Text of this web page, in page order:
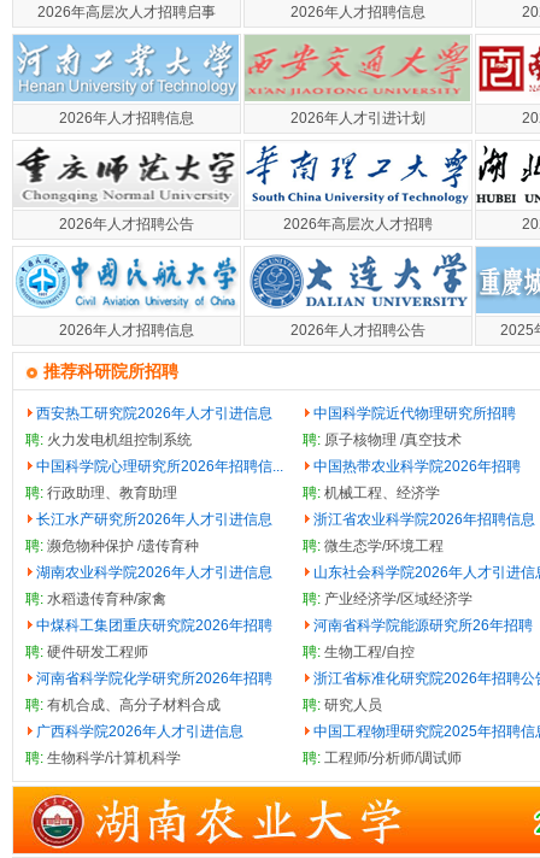
2026年高层次人才招聘启事 2026年人才招聘信息
2026年人才招聘信息 2026年人才引进计划
2026年人才招聘公告 2026年高层次人才招聘
2026年人才招聘信息 2026年人才招聘公告 2025
推荐科研院所招聘
西安热工研究院2026年人才引进信息
聘: 火力发电机组控制系统
中国科学院近代物理研究所招聘
聘: 原子核物理 /真空技术
中国科学院心理研究所2026年招聘信...
聘: 行政助理、教育助理
中国热带农业科学院2026年招聘
聘: 机械工程、经济学
长江水产研究所2026年人才引进信息
聘: 濒危物种保护 /遗传育种
浙江省农业科学院2026年招聘信息
聘: 微生态学/环境工程
湖南农业科学院2026年人才引进信息
聘: 水稻遗传育种/家禽
山东社会科学院2026年人才引进信
聘: 产业经济学/区域经济学
中煤科工集团重庆研究院2026年招聘
聘: 硬件研发工程师
河南省科学院能源研究所26年招聘
聘: 生物工程/自控
河南省科学院化学研究所2026年招聘
聘: 有机合成、高分子材料合成
浙江省标准化研究院2026年招聘公
聘: 研究人员
广西科学院2026年人才引进信息
聘: 生物科学/计算机科学
中国工程物理研究院2025年招聘信
聘: 工程师/分析师/调试师